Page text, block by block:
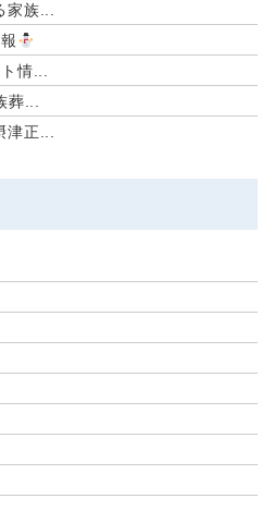
家族...
情...
葬...
津正...